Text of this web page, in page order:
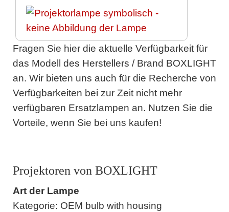
Fragen Sie hier die aktuelle Verfügbarkeit für
das Modell des Herstellers / Brand BOXLIGHT
an. Wir bieten uns auch für die Recherche von
Verfügbarkeiten bei zur Zeit nicht mehr
verfügbaren Ersatzlampen an. Nutzen Sie die
Vorteile, wenn Sie bei uns kaufen!
Projektoren von BOXLIGHT
Art der Lampe
Kategorie: OEM bulb with housing